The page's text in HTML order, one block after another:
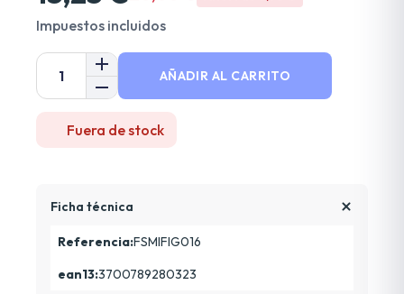
Impuestos incluidos
AÑADIR AL CARRITO
Fuera de stock
Ficha técnica
Referencia:FSMIFIG016
ean13:3700789280323